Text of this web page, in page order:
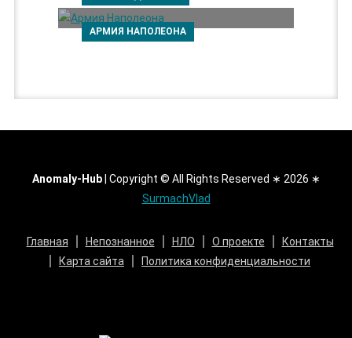
АРМИЯ НАПОЛЕОНА
Anomaly-Hub Copyright © All Rights Reserved ∗ 2026 ∗
SurmachVlad
Главная Непознанное НЛО О проекте
Контакты
Карта сайта
Политика конфиденциальности